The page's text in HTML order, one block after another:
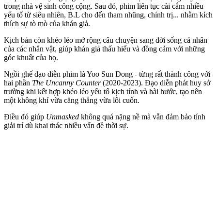
trong nhà vệ sinh công cộng. Sau đó, phim liên tục cài cắm nhiều
yếu tố từ siêu nhiên, B.L cho đến tham nhũng, chính trị... nhằm kíc‌h
thí‌ch sự tò mò của khán giả.
Kịch bản còn khéo léo mở rộng câu chuyện sang đời sống cá nhân
của các nhân vật, giúp khán giả thấu hiểu và đồng cảm với những
góc khuất của họ.
Ngồi ghế đạo diễn phim là Yoo Sun Dong - từng rất thành công với
hai phần The Uncanny Counter(2020-2023). Đạo diễn phát huy sở
trường khi kết hợp khéo léo yếu tố kịch tính và hài hước, tạo nên
một không khí vừa căng thẳng vừa lôi cuốn.
Điều đó giúp Unmasked không quá nặng nề mà vẫn đảm bảo tính
giải trí dù khai thác nhiều vấn đề thời sự.